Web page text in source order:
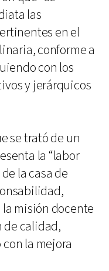
las
en el
conforme a
con los
y jerárquicos
se trató de un
la “labor
la casa de
misión docente
de calidad,
la mejora